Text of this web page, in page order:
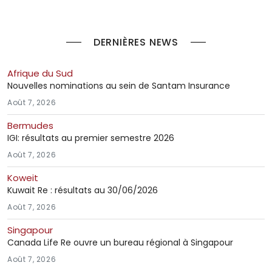
DERNIÈRES NEWS
Afrique du Sud
Nouvelles nominations au sein de Santam Insurance
Août 7, 2026
Bermudes
IGI: résultats au premier semestre 2026
Août 7, 2026
Koweit
Kuwait Re : résultats au 30/06/2026
Août 7, 2026
Singapour
Canada Life Re ouvre un bureau régional à Singapour
Août 7, 2026